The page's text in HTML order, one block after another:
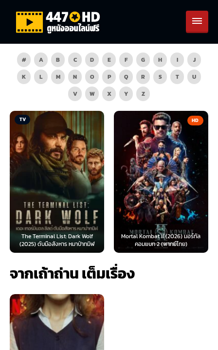
# A B C D E F G H I
J
K
L M N O P Q R S T
U
V
W X Y Z
TV
The Terminal List: Dark Wolf
(2025) ดับมือสังหาร หมาป่าทมิฬ
HD
Mortal Kombat II (2026) มอร์ทัล
คอมแบท 2 (พากย์ไทย)
จากเถ้าถ่าน เต็มเรื่อง